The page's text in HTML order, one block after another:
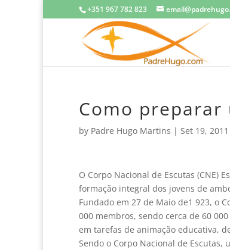
+351 967 782 823
Como
by Padre Hugo Martins | Set 19, 2011
O Corpo Nacional de Escutas (CNE)
formação integral dos jovens de
Fundado em 27 de Maio de1 923, o
000 membros, sendo cerca de 60
em tarefas de animação educativa,
Sendo o Corpo Nacional de Escutas,